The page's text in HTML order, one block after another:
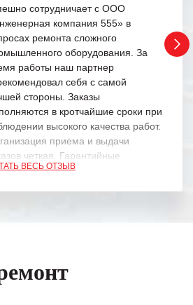
сотрудничает с ООО
компания 555» в
ремонта сложного
оборудования. За
работы наш партнер
себя с самой
стороны. Заказы
в кротчайшие сроки при
высокого качества работ.
приема и выдачи
четкая. Гарантийные
выполняются в
хочется отметить высокую
ВЕСЬ ОТЗЫВ